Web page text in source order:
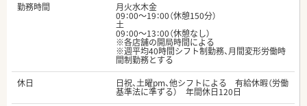
勤務時間
月火水木金
09：00～19：00（休憩150分）
土
09：00～13：00（休憩なし）
※各店舗の開局時間による
※週平均40時間シフト制勤務、月間変形労働時
間制勤務とする
休日
日祝、土曜pm、他シフトによる 有給休暇（労働
基準法に準ずる） 年間休日120日